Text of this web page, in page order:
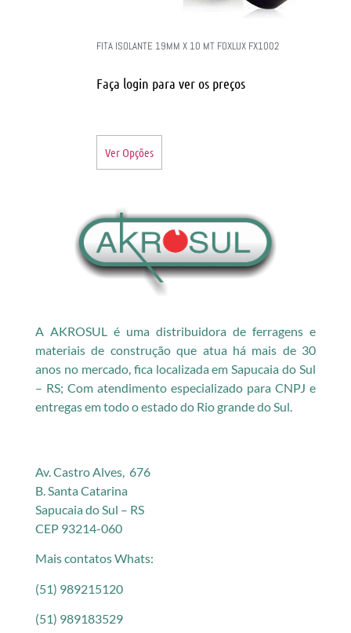
FITA ISOLANTE 19MM X 10 MT FOXLUX FX1002
Faça login para ver os preços
Ver Opções
A AKROSUL é uma distribuidora de ferragens e
materiais de construção que atua há mais de 30
anos no mercado, fica localizada em Sapucaia do Sul
– RS; Com atendimento especializado para CNPJ e
entregas em todo o estado do Rio grande do Sul.
Av. Castro Alves, 676
B. Santa Catarina
Sapucaia do Sul – RS
CEP 93214-060
Mais contatos Whats:
(51) 989215120
(51) 989183529